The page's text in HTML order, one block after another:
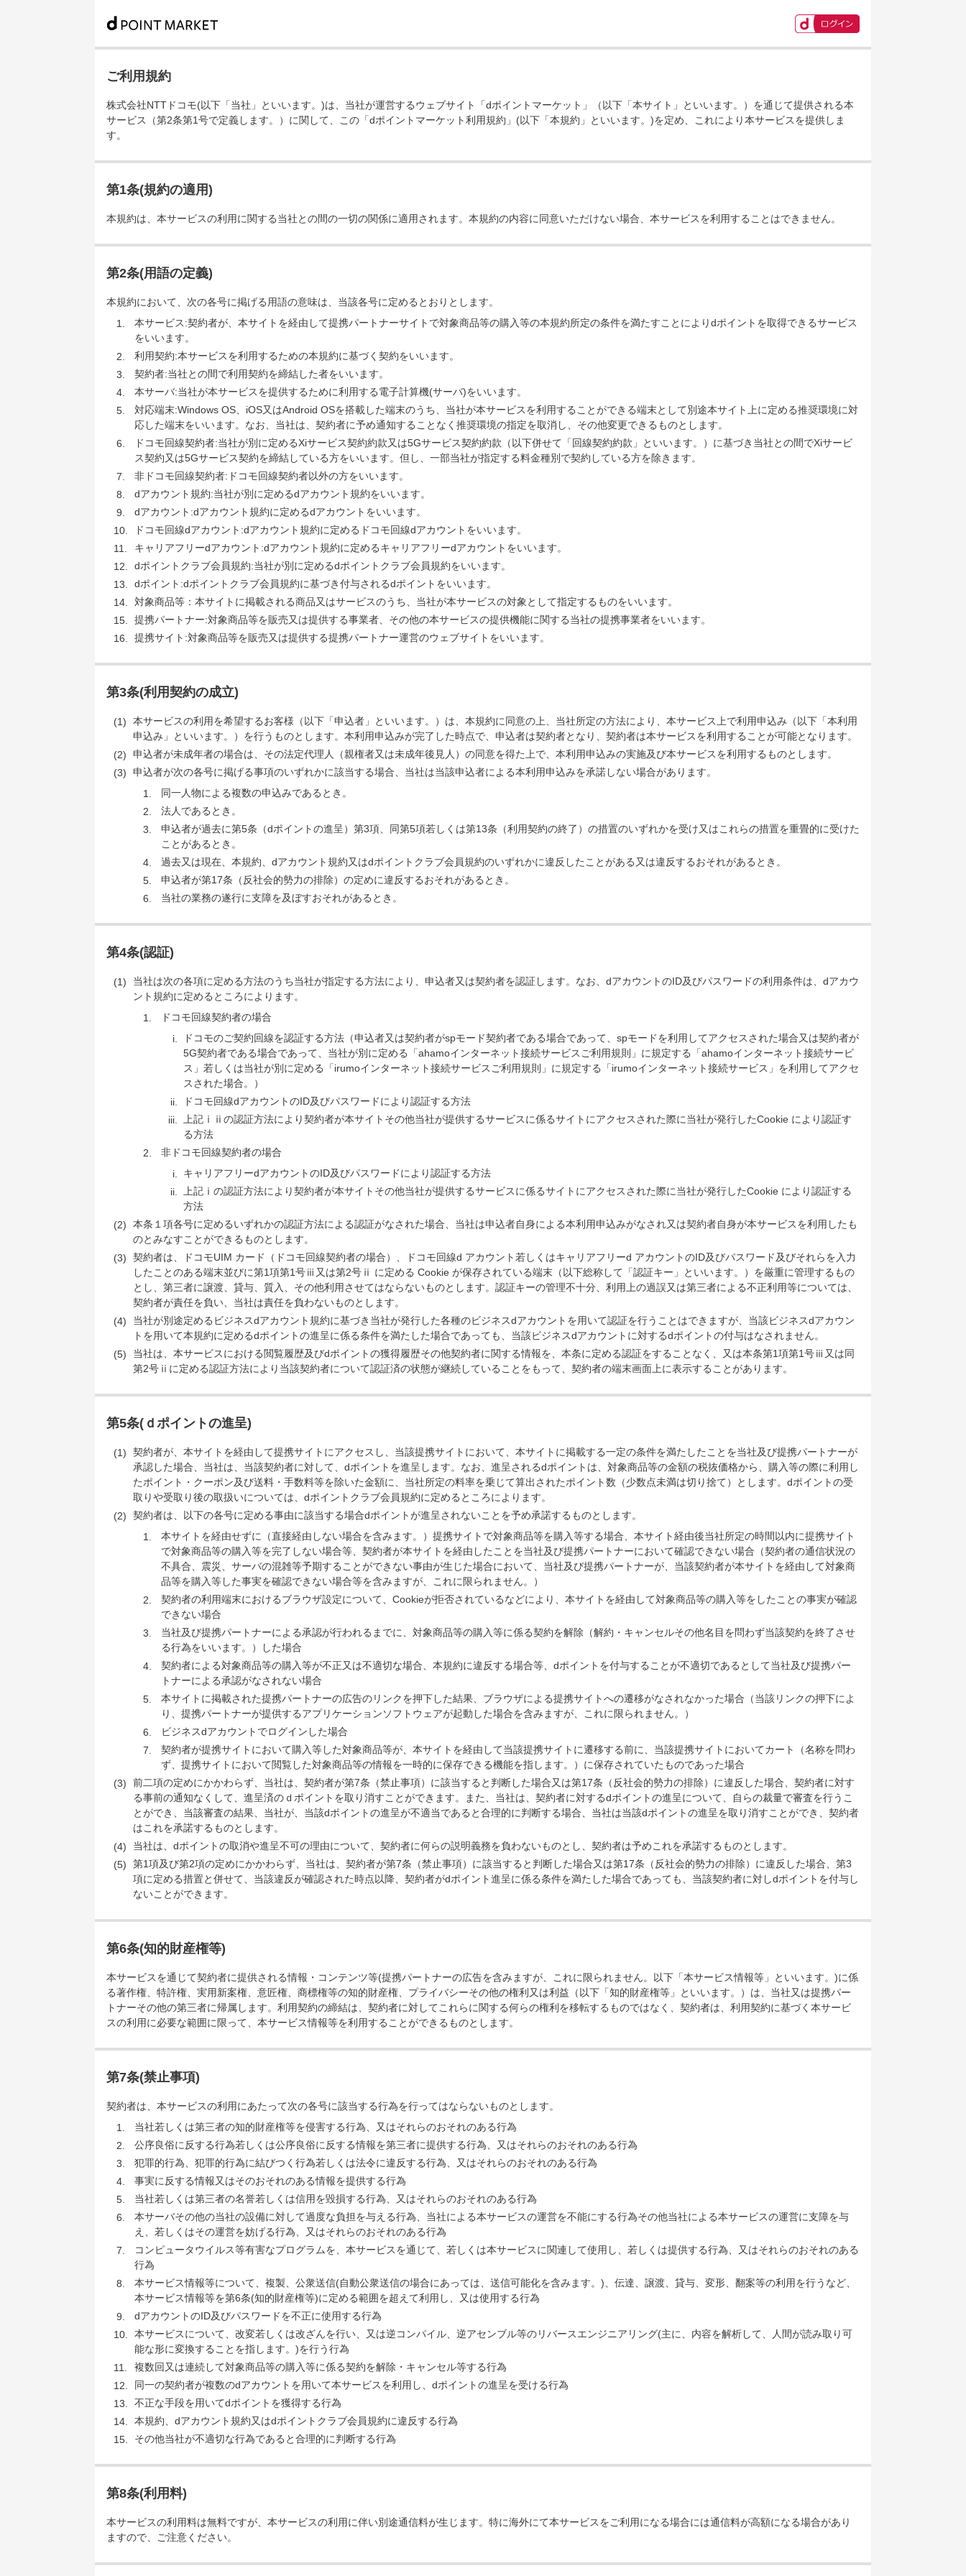
ご利用規約
株式会社NTTドコモ(以下「当社」といいます。)は、当社が運営するウェブサイト「dポイントマーケット」（以下「本サイト」といいます。）を通じて提供される本
サービス（第2条第1号で定義します。）に関して、この「dポイントマーケット利用規約」(以下「本規約」といいます。)を定め、これにより本サービスを提供しま
す。
第1条(規約の適用)
本規約は、本サービスの利用に関する当社との間の一切の関係に適用されます。本規約の内容に同意いただけない場合、本サービスを利用することはできません。
第2条(用語の定義)
本規約において、次の各号に掲げる用語の意味は、当該各号に定めるとおりとします。
本サービス:契約者が、本サイトを経由して提携パートナーサイトで対象商品等の購入等の本規約所定の条件を満たすことによりdポイントを取得できるサービス
をいいます。
利用契約:本サービスを利用するための本規約に基づく契約をいいます。
契約者:当社との間で利用契約を締結した者をいいます。
本サーバ:当社が本サービスを提供するために利用する電子計算機(サーバ)をいいます。
対応端末:Windows OS、iOS又はAndroid OSを搭載した端末のうち、当社が本サービスを利用することができる端末として別途本サイト上に定める推奨環境に対
応した端末をいいます。なお、当社は、契約者に予め通知することなく推奨環境の指定を取消し、その他変更できるものとします。
ドコモ回線契約者:当社が別に定めるXiサービス契約約款又は5Gサービス契約約款（以下併せて「回線契約約款」といいます。）に基づき当社との間でXiサービ
ス契約又は5Gサービス契約を締結している方をいいます。但し、一部当社が指定する料金種別で契約している方を除きます。
非ドコモ回線契約者:ドコモ回線契約者以外の方をいいます。
dアカウント規約:当社が別に定めるdアカウント規約をいいます。
dアカウント:dアカウント規約に定めるdアカウントをいいます。
ドコモ回線dアカウント:dアカウント規約に定めるドコモ回線dアカウントをいいます。
キャリアフリーdアカウント:dアカウント規約に定めるキャリアフリーdアカウントをいいます。
dポイントクラブ会員規約:当社が別に定めるdポイントクラブ会員規約をいいます。
dポイント:dポイントクラブ会員規約に基づき付与されるdポイントをいいます。
対象商品等：本サイトに掲載される商品又はサービスのうち、当社が本サービスの対象として指定するものをいいます。
提携パートナー:対象商品等を販売又は提供する事業者、その他の本サービスの提供機能に関する当社の提携事業者をいいます。
提携サイト:対象商品等を販売又は提供する提携パートナー運営のウェブサイトをいいます。
第3条(利用契約の成立)
本サービスの利用を希望するお客様（以下「申込者」といいます。）は、本規約に同意の上、当社所定の方法により、本サービス上で利用申込み（以下「本利用
申込み」といいます。）を行うものとします。本利用申込みが完了した時点で、申込者は契約者となり、契約者は本サービスを利用することが可能となります。
申込者が未成年者の場合は、その法定代理人（親権者又は未成年後見人）の同意を得た上で、本利用申込みの実施及び本サービスを利用するものとします。
申込者が次の各号に掲げる事項のいずれかに該当する場合、当社は当該申込者による本利用申込みを承諾しない場合があります。
同一人物による複数の申込みであるとき。
法人であるとき。
申込者が過去に第5条（dポイントの進呈）第3項、同第5項若しくは第13条（利用契約の終了）の措置のいずれかを受け又はこれらの措置を重畳的に受けた
ことがあるとき。
過去又は現在、本規約、dアカウント規約又はdポイントクラブ会員規約のいずれかに違反したことがある又は違反するおそれがあるとき。
申込者が第17条（反社会的勢力の排除）の定めに違反するおそれがあるとき。
当社の業務の遂行に支障を及ぼすおそれがあるとき。
第4条(認証)
当社は次の各項に定める方法のうち当社が指定する方法により、申込者又は契約者を認証します。なお、dアカウントのID及びパスワードの利用条件は、dアカウ
ント規約に定めるところによります。
ドコモ回線契約者の場合
ドコモのご契約回線を認証する方法（申込者又は契約者がspモード契約者である場合であって、spモードを利用してアクセスされた場合又は契約者が
5G契約者である場合であって、当社が別に定める「ahamoインターネット接続サービスご利用規則」に規定する「ahamoインターネット接続サービ
ス」若しくは当社が別に定める「irumoインターネット接続サービスご利用規則」に規定する「irumoインターネット接続サービス」を利用してアクセ
スされた場合。）
ドコモ回線dアカウントのID及びパスワードにより認証する方法
上記ⅰⅱの認証方法により契約者が本サイトその他当社が提供するサービスに係るサイトにアクセスされた際に当社が発行したCookie により認証す
る方法
非ドコモ回線契約者の場合
キャリアフリーdアカウントのID及びパスワードにより認証する方法
上記ⅰの認証方法により契約者が本サイトその他当社が提供するサービスに係るサイトにアクセスされた際に当社が発行したCookie により認証する
方法
本条１項各号に定めるいずれかの認証方法による認証がなされた場合、当社は申込者自身による本利用申込みがなされ又は契約者自身が本サービスを利用したも
のとみなすことができるものとします。
契約者は、ドコモUIM カード（ドコモ回線契約者の場合）、ドコモ回線d アカウント若しくはキャリアフリーd アカウントのID及びパスワード及びそれらを入力
したことのある端末並びに第1項第1号ⅲ又は第2号ⅱ に定める Cookie が保存されている端末（以下総称して「認証キー」といいます。）を厳重に管理するもの
とし、第三者に譲渡、貸与、質入、その他利用させてはならないものとします。認証キーの管理不十分、利用上の過誤又は第三者による不正利用等については、
契約者が責任を負い、当社は責任を負わないものとします。
当社が別途定めるビジネスdアカウント規約に基づき当社が発行した各種のビジネスdアカウントを用いて認証を行うことはできますが、当該ビジネスdアカウン
トを用いて本規約に定めるdポイントの進呈に係る条件を満たした場合であっても、当該ビジネスdアカウントに対するdポイントの付与はなされません。
当社は、本サービスにおける閲覧履歴及びdポイントの獲得履歴その他契約者に関する情報を、本条に定める認証をすることなく、又は本条第1項第1号ⅲ又は同
第2号ⅱに定める認証方法により当該契約者について認証済の状態が継続していることをもって、契約者の端末画面上に表示することがあります。
第5条(ｄポイントの進呈)
契約者が、本サイトを経由して提携サイトにアクセスし、当該提携サイトにおいて、本サイトに掲載する一定の条件を満たしたことを当社及び提携パートナーが
承認した場合、当社は、当該契約者に対して、dポイントを進呈します。なお、進呈されるdポイントは、対象商品等の金額の税抜価格から、購入等の際に利用し
たポイント・クーポン及び送料・手数料等を除いた金額に、当社所定の料率を乗じて算出されたポイント数（少数点未満は切り捨て）とします。dポイントの受
取りや受取り後の取扱いについては、dポイントクラブ会員規約に定めるところによります。
契約者は、以下の各号に定める事由に該当する場合dポイントが進呈されないことを予め承諾するものとします。
本サイトを経由せずに（直接経由しない場合を含みます。）提携サイトで対象商品等を購入等する場合、本サイト経由後当社所定の時間以内に提携サイト
で対象商品等の購入等を完了しない場合等、契約者が本サイトを経由したことを当社及び提携パートナーにおいて確認できない場合（契約者の通信状況の
不具合、震災、サーバの混雑等予期することができない事由が生じた場合において、当社及び提携パートナーが、当該契約者が本サイトを経由して対象商
品等を購入等した事実を確認できない場合等を含みますが、これに限られません。）
契約者の利用端末におけるブラウザ設定について、Cookieが拒否されているなどにより、本サイトを経由して対象商品等の購入等をしたことの事実が確認
できない場合
当社及び提携パートナーによる承認が行われるまでに、対象商品等の購入等に係る契約を解除（解約・キャンセルその他名目を問わず当該契約を終了させ
る行為をいいます。）した場合
契約者による対象商品等の購入等が不正又は不適切な場合、本規約に違反する場合等、dポイントを付与することが不適切であるとして当社及び提携パー
トナーによる承認がなされない場合
本サイトに掲載された提携パートナーの広告のリンクを押下した結果、ブラウザによる提携サイトへの遷移がなされなかった場合（当該リンクの押下によ
り、提携パートナーが提供するアプリケーションソフトウェアが起動した場合を含みますが、これに限られません。）
ビジネスdアカウントでログインした場合
契約者が提携サイトにおいて購入等した対象商品等が、本サイトを経由して当該提携サイトに遷移する前に、当該提携サイトにおいてカート（名称を問わ
ず、提携サイトにおいて閲覧した対象商品等の情報を一時的に保存できる機能を指します。）に保存されていたものであった場合
前二項の定めにかかわらず、当社は、契約者が第7条（禁止事項）に該当すると判断した場合又は第17条（反社会的勢力の排除）に違反した場合、契約者に対す
る事前の通知なくして、進呈済のｄポイントを取り消すことができます。また、当社は、契約者に対するdポイントの進呈について、自らの裁量で審査を行うこ
とができ、当該審査の結果、当社が、当該dポイントの進呈が不適当であると合理的に判断する場合、当社は当該dポイントの進呈を取り消すことができ、契約者
はこれを承諾するものとします。
当社は、dポイントの取消や進呈不可の理由について、契約者に何らの説明義務を負わないものとし、契約者は予めこれを承諾するものとします。
第1項及び第2項の定めにかかわらず、当社は、契約者が第7条（禁止事項）に該当すると判断した場合又は第17条（反社会的勢力の排除）に違反した場合、第3
項に定める措置と併せて、当該違反が確認された時点以降、契約者がdポイント進呈に係る条件を満たした場合であっても、当該契約者に対しdポイントを付与し
ないことができます。
第6条(知的財産権等)
本サービスを通じて契約者に提供される情報・コンテンツ等(提携パートナーの広告を含みますが、これに限られません。以下「本サービス情報等」といいます。)に係
る著作権、特許権、実用新案権、意匠権、商標権等の知的財産権、プライバシーその他の権利又は利益（以下「知的財産権等」といいます。）は、当社又は提携パー
トナーその他の第三者に帰属します。利用契約の締結は、契約者に対してこれらに関する何らの権利を移転するものではなく、契約者は、利用契約に基づく本サービ
スの利用に必要な範囲に限って、本サービス情報等を利用することができるものとします。
第7条(禁止事項)
契約者は、本サービスの利用にあたって次の各号に該当する行為を行ってはならないものとします。
当社若しくは第三者の知的財産権等を侵害する行為、又はそれらのおそれのある行為
公序良俗に反する行為若しくは公序良俗に反する情報を第三者に提供する行為、又はそれらのおそれのある行為
犯罪的行為、犯罪的行為に結びつく行為若しくは法令に違反する行為、又はそれらのおそれのある行為
事実に反する情報又はそのおそれのある情報を提供する行為
当社若しくは第三者の名誉若しくは信用を毀損する行為、又はそれらのおそれのある行為
本サーバその他の当社の設備に対して過度な負担を与える行為、当社による本サービスの運営を不能にする行為その他当社による本サービスの運営に支障を与
え、若しくはその運営を妨げる行為、又はそれらのおそれのある行為
コンピュータウイルス等有害なプログラムを、本サービスを通じて、若しくは本サービスに関連して使用し、若しくは提供する行為、又はそれらのおそれのある
行為
本サービス情報等について、複製、公衆送信(自動公衆送信の場合にあっては、送信可能化を含みます。)、伝達、譲渡、貸与、変形、翻案等の利用を行うなど、
本サービス情報等を第6条(知的財産権等)に定める範囲を超えて利用し、又は使用する行為
dアカウントのID及びパスワードを不正に使用する行為
本サービスについて、改変若しくは改ざんを行い、又は逆コンパイル、逆アセンブル等のリバースエンジニアリング(主に、内容を解析して、人間が読み取り可
能な形に変換することを指します。)を行う行為
複数回又は連続して対象商品等の購入等に係る契約を解除・キャンセル等する行為
同一の契約者が複数のdアカウントを用いて本サービスを利用し、dポイントの進呈を受ける行為
不正な手段を用いてdポイントを獲得する行為
本規約、dアカウント規約又はdポイントクラブ会員規約に違反する行為
その他当社が不適切な行為であると合理的に判断する行為
第8条(利用料)
本サービスの利用料は無料ですが、本サービスの利用に伴い別途通信料が生じます。特に海外にて本サービスをご利用になる場合には通信料が高額になる場合があり
ますので、ご注意ください。